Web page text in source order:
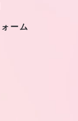
ーム